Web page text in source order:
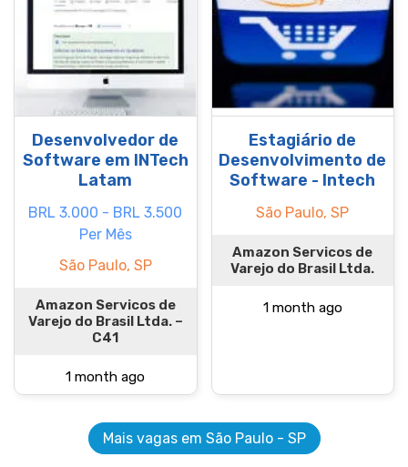
Desenvolvedor de
Software em INTech
Latam
BRL 3.000 - BRL 3.500
Per Mês
São Paulo, SP
Amazon Servicos de
Varejo do Brasil Ltda. –
C41
1 month ago
Estagiário de
Desenvolvimento de
Software - Intech
São Paulo, SP
Amazon Servicos de
Varejo do Brasil Ltda.
1 month ago
Mais vagas em São Paulo - SP